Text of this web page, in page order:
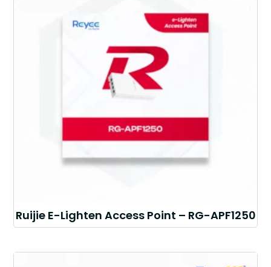
Ruijie E-Lighten Access Point – RG-APF1250